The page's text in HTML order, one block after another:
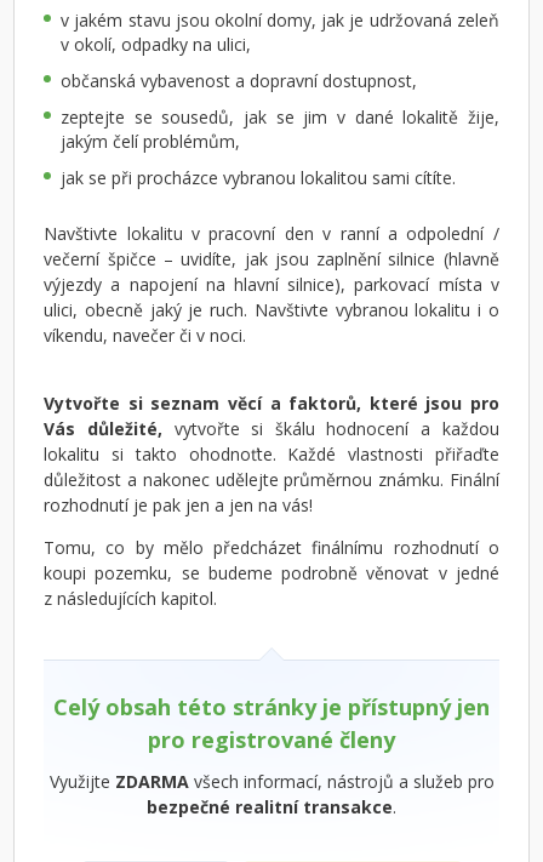
v jakém stavu jsou okolní domy, jak je udržovaná zeleň
v okolí, odpadky na ulici,
občanská vybavenost a dopravní dostupnost,
zeptejte se sousedů, jak se jim v dané lokalitě žije,
jakým čelí problémům,
jak se při procházce vybranou lokalitou sami cítíte.
Navštivte lokalitu v pracovní den v ranní a odpolední /
večerní špičce – uvidíte, jak jsou zaplnění silnice (hlavně
výjezdy a napojení na hlavní silnice), parkovací místa v
ulici, obecně jaký je ruch. Navštivte vybranou lokalitu i o
víkendu, navečer či v noci.
Vytvořte si seznam věcí a faktorů, které jsou pro
Vás důležité, vytvořte si škálu hodnocení a každou
lokalitu si takto ohodnoťte. Každé vlastnosti přiřaďte
důležitost a nakonec udělejte průměrnou známku. Finální
rozhodnutí je pak jen a jen na vás!
Tomu, co by mělo předcházet finálnímu rozhodnutí o
koupi pozemku, se budeme podrobně věnovat v jedné
z následujících kapitol.
Celý obsah této stránky je přístupný jen
pro registrované členy
Využijte ZDARMAvšech informací, nástrojů a služeb pro
bezpečné realitní transakce.